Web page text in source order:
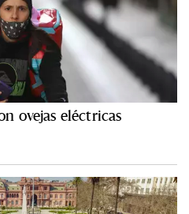
ovejas eléctricas